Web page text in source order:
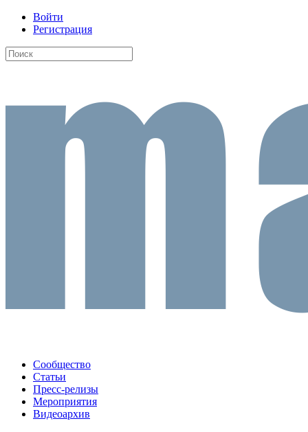
Войти
Регистрация
Сообщество
Статьи
Пресс-релизы
Мероприятия
Видеоархив